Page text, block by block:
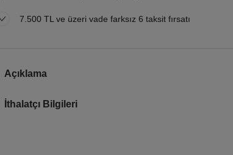
7.500 TL ve üzeri vade farksız 6 taksit fırsatı
Açıklama
İthalatçı Bilgileri